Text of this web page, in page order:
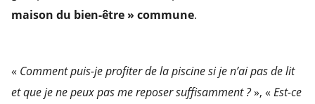
maison du bien-être » commune.
« Comment puis-je profiter de la piscine si je n’ai pas de lit
et que je ne peux pas me reposer suffisamment ?», « Est-ce